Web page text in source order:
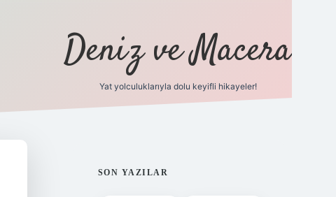
Deniz ve Macera
Yat yolculuklarıyla dolu keyifli hikayeler!
SIDEBAR
SON YAZILAR